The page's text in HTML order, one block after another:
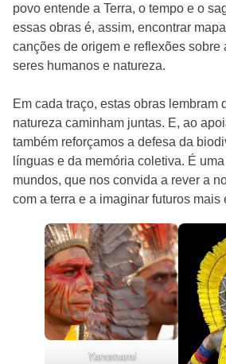
povo entende a Terra, o tempo e o
essas obras é, assim, encontrar
canções de origem e reflexões sobre
seres humanos e natureza.
Em cada traço, estas obras lembram
natureza caminham juntas. E, ao
também reforçamos a defesa da
línguas e da memória coletiva. É
mundos, que nos convida a rever a
com a terra e a imaginar futuros mais
Yanomami